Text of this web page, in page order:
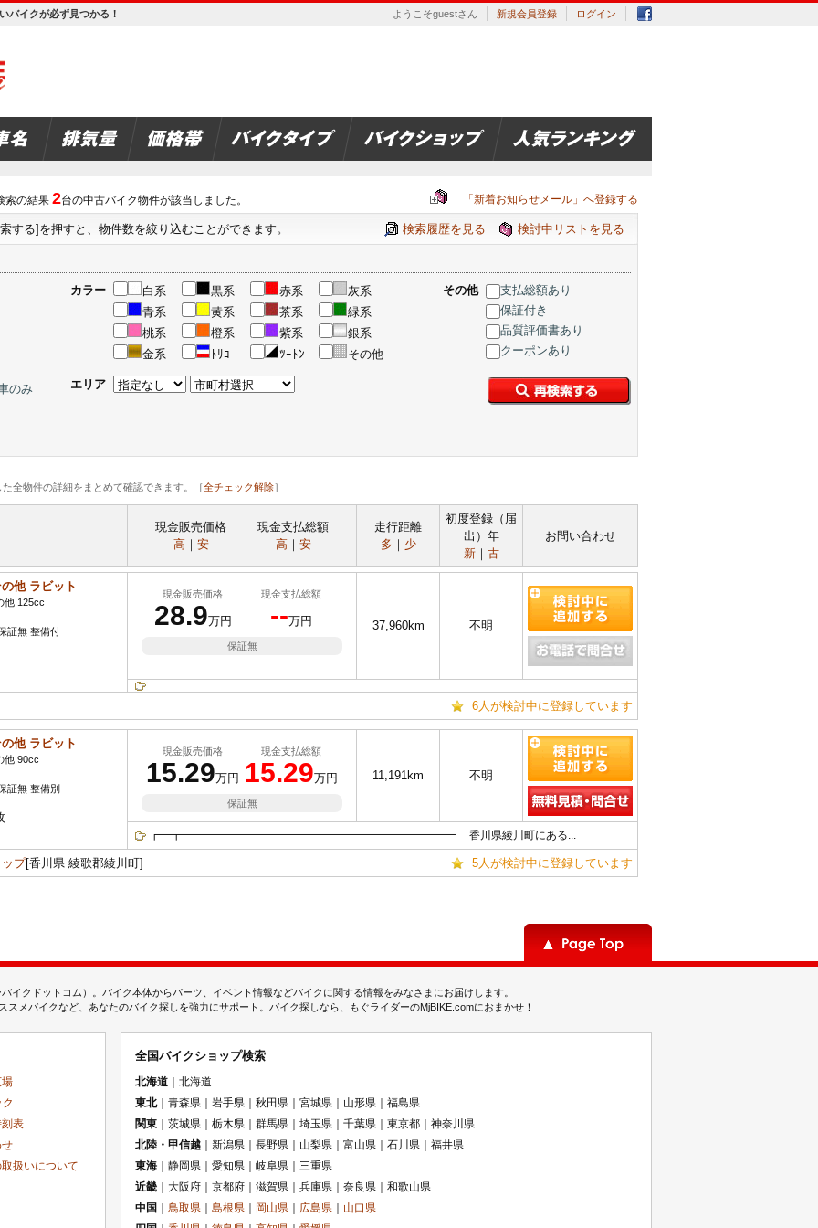
バイクが必ず見つかる！ ようこそguestさん 新規会員登録 ログイン
の結果 2台の中古バイク物件が該当しました。 「新着お知らせメール」へ登録する
する]を押すと、物件数を絞り込むことができます。 検討中リストを見る
検索履歴を見る
のみ
カラー 白系 黒系 赤系
灰系
青系
黄系 茶系
緑系
桃系
橙系 紫系
銀系
金系
ﾄﾘｺ ﾂｰﾄﾝ その他
エリア
その他
支払総額あり
保証付き
品質評価書あり
クーポンあり
た全物件の詳細をまとめて確認できます。［全チェック解除］
現金販売価格
高｜ 安
現金支払総額
高｜ 安
走行距離
多 ｜ 少
初度登録（届
出）年
新｜ 古
お問い合わせ
他 ラビット
他 125cc
証無 整備付
現金販売価格 現金支払総額
28.9万円 --万円
保証無
37,960km 不明
6人が検討中に登録しています
他 ラビット
他 90cc
証無 整備別
現金販売価格 現金支払総額
15.29万円 15.29万円
保証無
11,191km 不明
┏━┳━━━━━━━━━━━━━━━━━━━━━━━━━ 香川県綾川町にある...
プ[香川県 綾歌郡綾川町] 5人が検討中に登録しています
イクドットコム）。バイク本体からパーツ、イベント情報などバイクに関する情報をみなさまにお届けします。
メバイクなど、あなたのバイク探しを強力にサポート。バイク探しなら、もぐライダーのMjBIKE.comにおまかせ！
表
扱いについて
全国バイクショップ検索
北海道 ｜北海道
東北｜青森県｜岩手県｜秋田県｜宮城県｜山形県｜福島県
関東 ｜茨城県｜栃木県｜群馬県｜埼玉県｜千葉県｜東京都｜神奈川県
北陸・甲信越 ｜新潟県｜長野県｜山梨県｜富山県｜石川県｜福井県
東海 ｜静岡県｜愛知県｜岐阜県｜三重県
近畿 ｜大阪府｜京都府｜滋賀県｜兵庫県｜奈良県｜和歌山県
中国
鳥取県 島根県 岡山県 広島県
山口県